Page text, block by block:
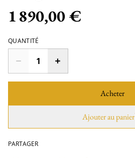
1 890,00 €
QUANTITÉ
Acheter
Ajouter au panier
PARTAGER